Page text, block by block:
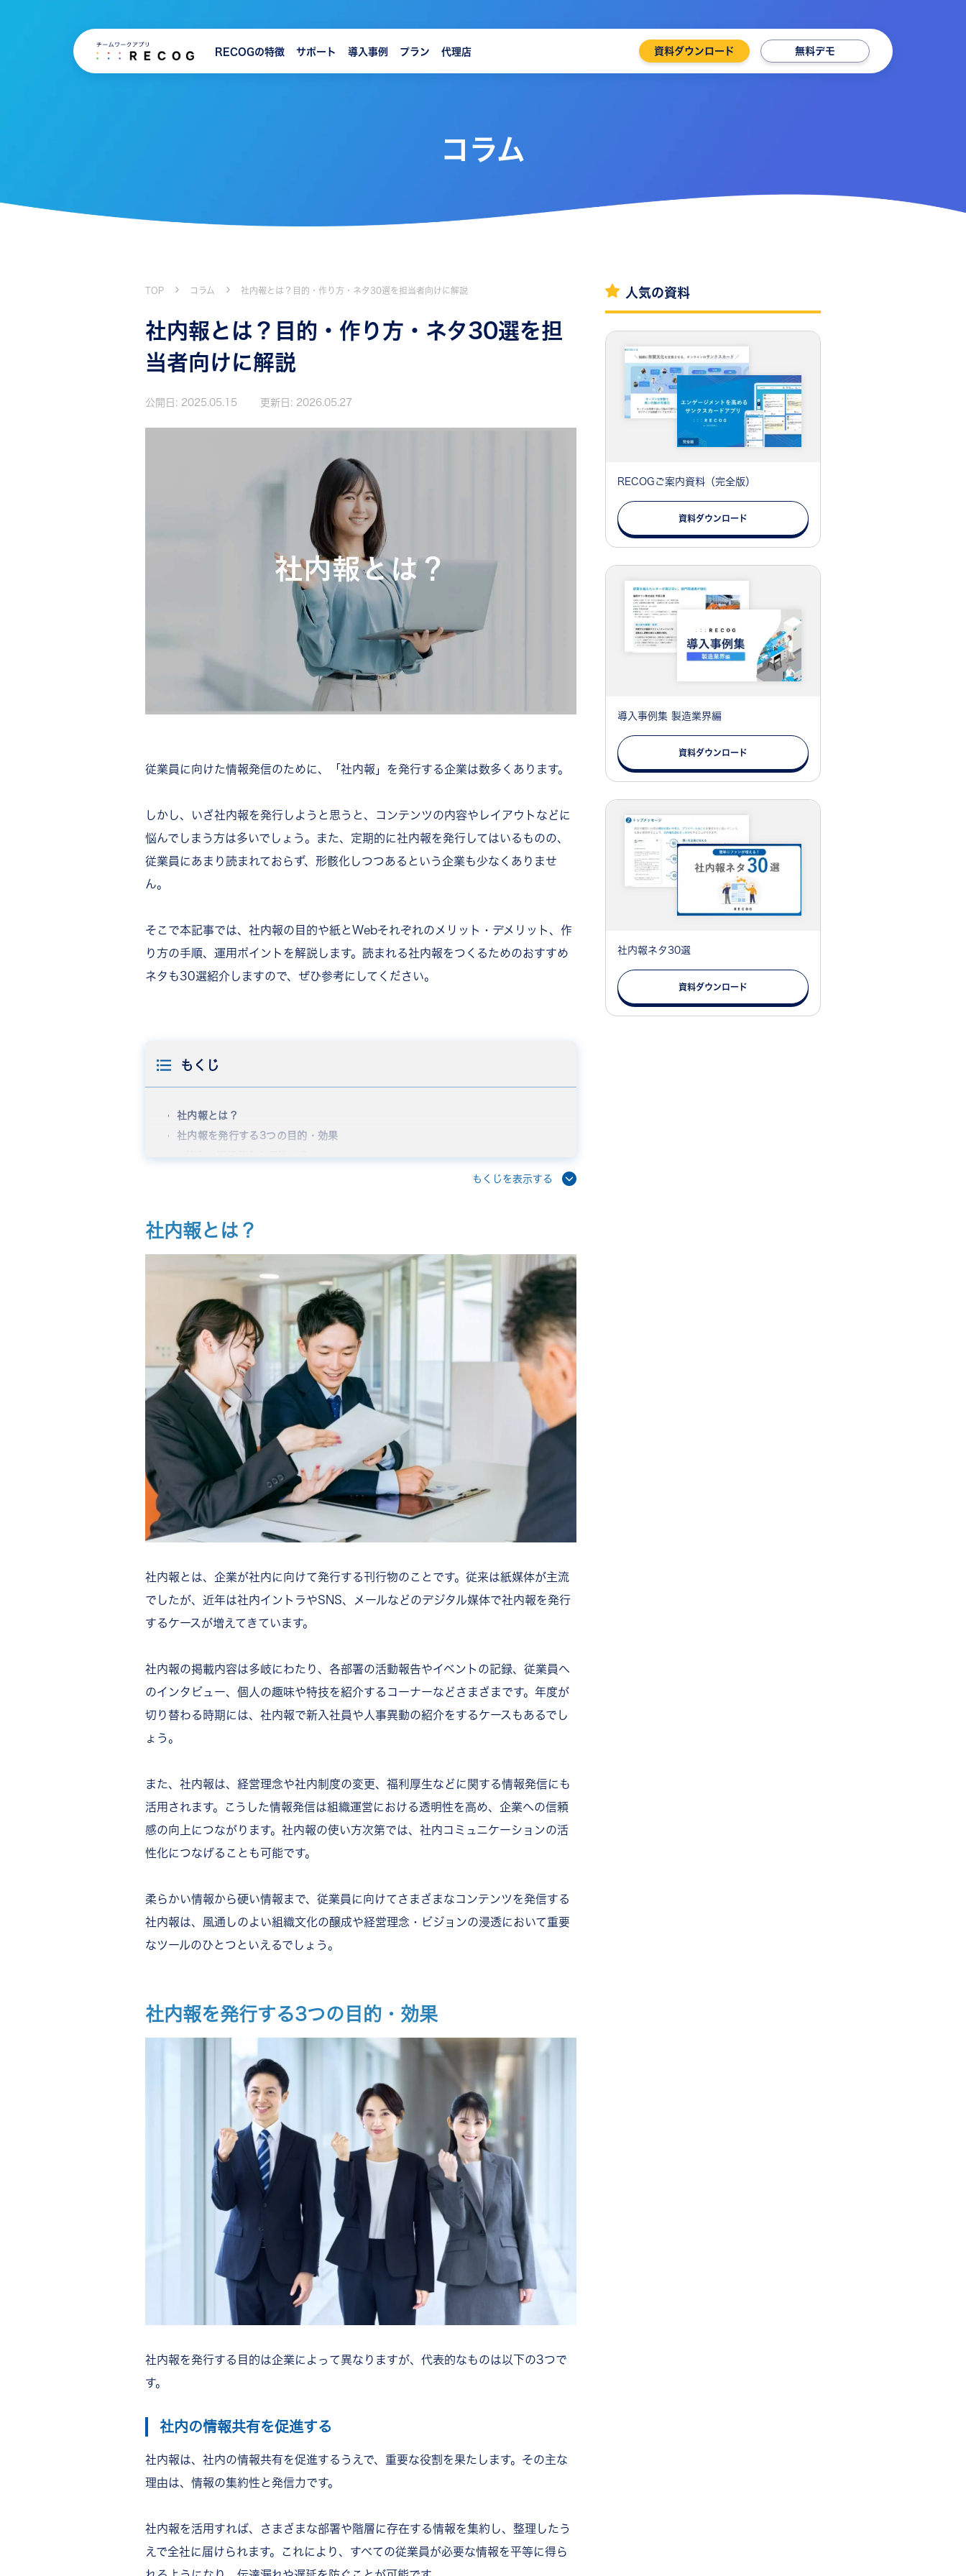
RECOGの特徴 サポート 導入事例 プラン 代理店 資料ダウンロード 無料デモ
コラム
TOP コラム 社内報とは？目的・作り方・ネタ30選を担当者向けに解説
社内報とは？目的・作り方・ネタ30選を担
当者向けに解説
公開日: 2025.05.15 更新日: 2026.05.27
従業員に向けた情報発信のために、「社内報」を発行する企業は数多くあります。
しかし、いざ社内報を発行しようと思うと、コンテンツの内容やレイアウトなどに
悩んでしまう方は多いでしょう。また、定期的に社内報を発行してはいるものの、
従業員にあまり読まれておらず、形骸化しつつあるという企業も少なくありませ
ん。
そこで本記事では、社内報の目的や紙とWebそれぞれのメリット・デメリット、作
り方の手順、運用ポイントを解説します。読まれる社内報をつくるためのおすすめ
ネタも30選紹介しますので、ぜひ参考にしてください。
もくじ
社内報とは？
社内報を発行する3つの目的・効果
紙媒体の社内報とは
Web社内報とは
紙とWebのハイブリッド運用という選択肢
ステップ1：目的を決める
ステップ2：情報の「伝え方」を決める
ステップ3：担当者を決める
ステップ4：スケジュールを決める
ステップ5：構成やレイアウトを決める
ステップ6：執筆する
ステップ7：校正・校閲を経て修正を行なう
ステップ8：公開と効果測定を行なう
読まれる社内報をつくる運用のポイント
最適な媒体を選ぶ
運用体制を構築する
読んでもらえるコンテンツを用意する
定期的に効果測定と改善を行なう
経営層・トップメッセージ系のネタ
従業員・部署紹介系のネタ
イベント・取り組みレポート系のネタ
社内報の成功事例から学ぶポイント
紙社内報を活用している企業の特徴
Web社内報の成功事例
株式会社BOD：社内情報をRECOGに集約し、社内報でも特集される存在に
社内報に関するよくある質問
小規模企業でも社内報は必要？
社内報の効果はどう測定する？
まとめ
もくじを表示する
社内報とは？
社内報とは、企業が社内に向けて発行する刊行物のことです。従来は紙媒体が主流
でしたが、近年は社内イントラやSNS、メールなどのデジタル媒体で社内報を発行
するケースが増えてきています。
社内報の掲載内容は多岐にわたり、各部署の活動報告やイベントの記録、従業員へ
のインタビュー、個人の趣味や特技を紹介するコーナーなどさまざまです。年度が
切り替わる時期には、社内報で新入社員や人事異動の紹介をするケースもあるでし
ょう。
また、社内報は、経営理念や社内制度の変更、福利厚生などに関する情報発信にも
活用されます。こうした情報発信は組織運営における透明性を高め、企業への信頼
感の向上につながります。社内報の使い方次第では、社内コミュニケーションの活
性化につなげることも可能です。
柔らかい情報から硬い情報まで、従業員に向けてさまざまなコンテンツを発信する
社内報は、風通しのよい組織文化の醸成や経営理念・ビジョンの浸透において重要
なツールのひとつといえるでしょう。
社内報を発行する3つの目的・効果
社内報を発行する目的は企業によって異なりますが、代表的なものは以下の3つで
す。
社内の情報共有を促進する
社内報は、社内の情報共有を促進するうえで、重要な役割を果たします。その主な
理由は、情報の集約性と発信力です。
社内報を活用すれば、さまざまな部署や階層に存在する情報を集約し、整理したう
えで全社に届けられます。これにより、すべての従業員が必要な情報を平等に得ら
人気の資料
RECOGご案内資料（完全版）
資料ダウンロード
導入事例集 製造業界編
資料ダウンロード
社内報ネタ30選
資料ダウンロード